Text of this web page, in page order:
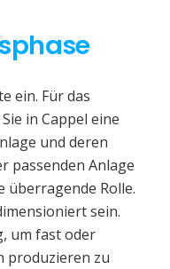
ein. Für das
in Cappel eine
und deren
passenden Anlage
überragende Rolle.
sein.
um fast oder
produzieren zu